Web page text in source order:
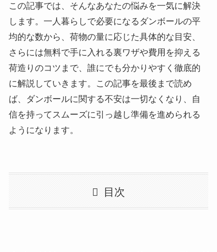
この記事では、そんなあなたの悩みを一気に解決
します。一人暮らしで必要になるダンボールの平
均的な数から、荷物の量に応じた具体的な目安、
さらには無料で手に入れる裏ワザや費用を抑える
荷造りのコツまで、誰にでも分かりやすく徹底的
に解説していきます。この記事を最後まで読め
ば、ダンボールに関する不安は一切なくなり、自
信を持ってスムーズに引っ越し準備を進められる
ようになります。
目次